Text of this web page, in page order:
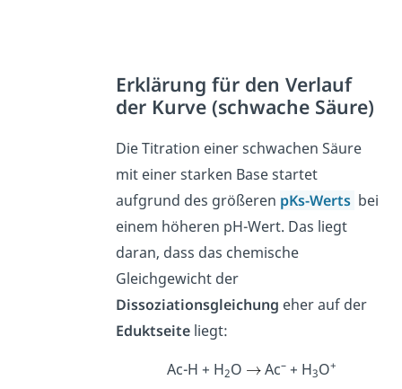
Erklärung für den Verlauf
der Kurve (schwache Säure)
Die Titration einer schwachen Säure
mit einer starken Base startet
aufgrund des größeren pKs-Werts bei
einem höheren pH-Wert. Das liegt
daran, dass das chemische
Gleichgewicht der
Dissoziationsgleichung eher auf der
Eduktseite liegt:
Ac-H + H2O Ac– + H3O+